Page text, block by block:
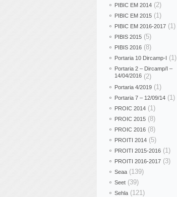
PIBIC EM 2014 (2)
PIBIC EM 2015 (1)
PIBIC EM 2016-2017 (1)
PIBIS 2015 (5)
PIBIS 2016 (8)
Portaria 10 Dircamp-I (1)
Portaria 2 – Dircamp/I –
14/04/2016 (2)
Portaria 4/2019 (1)
Portaria 7 – 12/09/14 (1)
PROIC 2014 (1)
PROIC 2015 (8)
PROIC 2016 (8)
PROITI 2014 (5)
PROITI 2015-2016 (1)
PROITI 2016-2017 (3)
Seaa (139)
Seet (39)
Sehla (121)